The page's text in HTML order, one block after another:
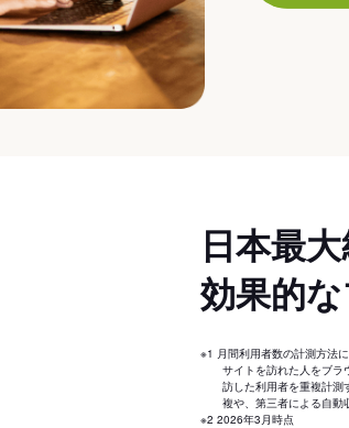
日本最
効果的
※1 月間利用者数の計測方法に
サイトを訪れた人をブラ
訪した利用者を重複計測
複や、第三者による自動
※2 2026年3月時点